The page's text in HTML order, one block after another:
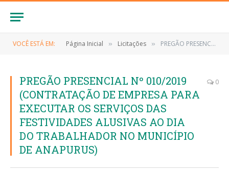
VOCÊ ESTÁ EM: Página Inicial » Licitações » PREGÃO PRESENCIAL Nº 010/2019 (CONTRATAÇÃO DE EMPRESA PARA EXECUTAR OS SERVIÇOS DAS FESTIVIDADES ALUSIVAS AO DIA DO TRABALHADOR NO MUNICÍPIO DE ANAPURUS)
PREGÃO PRESENCIAL Nº 010/2019
(CONTRATAÇÃO DE EMPRESA PARA
EXECUTAR OS SERVIÇOS DAS
FESTIVIDADES ALUSIVAS AO DIA
DO TRABALHADOR NO MUNICÍPIO
DE ANAPURUS)
0